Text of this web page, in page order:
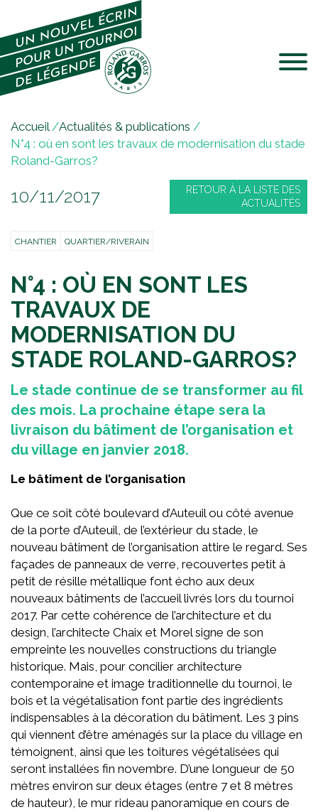
Jump to navigation
V
o
u
ê
s
c
i
Accueil/Actualités & publications /
N°4 : où en sont les travaux de modernisation du stade
Roland-Garros?
10/11/2017
RETOUR À LA LISTE DES
ACTUALITÉS
CHANTIER QUARTIER/RIVERAIN
N°4 : OÙ EN SONT LES
TRAVAUX DE
MODERNISATION DU
STADE ROLAND-GARROS?
Le stade continue de se transformer au fil
des mois. La prochaine étape sera la
livraison du bâtiment de l’organisation et
du village en janvier 2018.
Le bâtiment de l’organisation
Que ce soit côté boulevard d’Auteuil ou côté avenue
de la porte d’Auteuil, de l’extérieur du stade, le
nouveau bâtiment de l’organisation attire le regard. Ses
façades de panneaux de verre, recouvertes petit à
petit de résille métallique font écho aux deux
nouveaux bâtiments de l’accueil livrés lors du tournoi
2017. Par cette cohérence de l’architecture et du
design, l’architecte Chaix et Morel signe de son
empreinte les nouvelles constructions du triangle
historique. Mais, pour concilier architecture
contemporaine et image traditionnelle du tournoi, le
bois et la végétalisation font partie des ingrédients
indispensables à la décoration du bâtiment. Les 3 pins
qui viennent d’être aménagés sur la place du village en
témoignent, ainsi que les toitures végétalisées qui
seront installées fin novembre. D’une longueur de 50
mètres environ sur deux étages (entre 7 et 8 mètres
de hauteur), le mur rideau panoramique en cours de